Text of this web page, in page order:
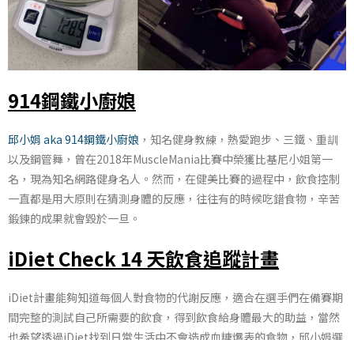
914鋼鐵小廚娘
邱小娟 aka 914鋼鐵小廚娘 ，知名健身教練，熱愛跑步、三鐵、重訓
以及鋼管舞，曾在2018年MuscleMania比賽中榮獲比基尼小姐第一
名，現為知名網路健身名人。然而，在健美比賽的過程中，飲食控制
一直都是用大原則在猜測身體的反應，往往有的時候吃錯食物，辛苦
鍛鍊的成果就會毀於一旦。
iDiet Check 14 天飲食追蹤計畫
iDiet計畫能夠知道每個人對食物的代謝反應，適合在選手們在備賽期
間完整的測試自己所需要的飲食，得到飲食給身體最大的助益，當然